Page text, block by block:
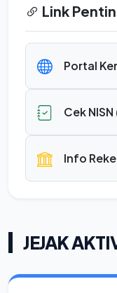
Link
Portal
Cek
Info
JEJAK